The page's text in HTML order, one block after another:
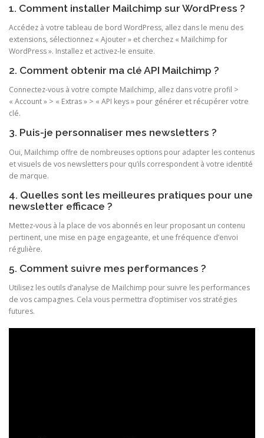
1. Comment installer Mailchimp sur WordPress ?
Accédez à votre tableau de bord WordPress, allez dans le menu des
extensions, sélectionnez « Ajouter » et cherchez « Mailchimp for
WordPress ». Installez et activez-le ensuite.
2. Comment obtenir ma clé API Mailchimp ?
Connectez-vous à votre compte Mailchimp, allez dans votre profil >
« Account » > « Extras » > « API keys » pour générer et récupérer votre
clé.
3. Puis-je personnaliser mes newsletters ?
Oui, Mailchimp offre de nombreuses options pour adapter les contenus
et visuels de vos newsletters pour qu’ils correspondent à votre identité
de marque.
4. Quelles sont les meilleures pratiques pour une
newsletter efficace ?
Mettez-vous à la place de vos abonnés en leur proposant un contenu
pertinent, une mise en page engageante, et une fréquence d’envoi
régulière.
5. Comment suivre mes performances ?
Utilisez les outils d’analyse de Mailchimp pour suivre les performances
de vos campagnes. Cela vous permettra d’optimiser vos stratégies
futures.